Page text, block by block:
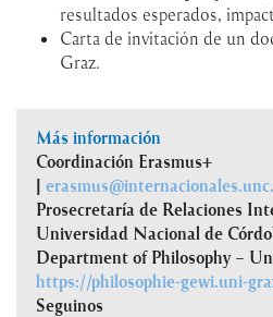
resultados esperados,
Carta de invitación de un
Graz.
Más información
Coordinación Erasmus+
|
Prosecretaría de Relaciones
Universidad Nacional de
Department of Philosophy –
https://philosophie-gewi.uni-
Seguinos